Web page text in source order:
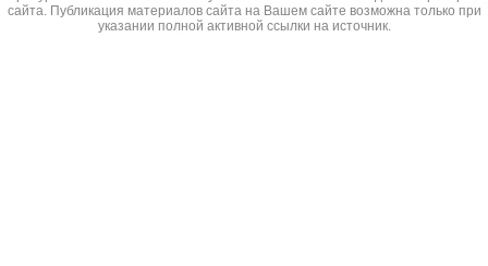
сайта. Публикация материалов сайта на Вашем сайте возможна только при
указании полной активной ссылки на источник.